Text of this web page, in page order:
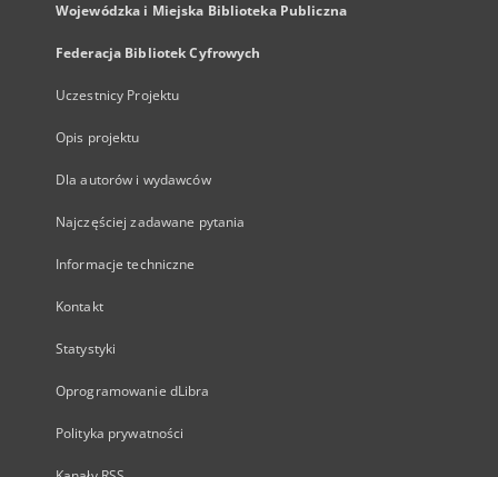
Wojewódzka i Miejska Biblioteka Publiczna
Federacja Bibliotek Cyfrowych
Uczestnicy Projektu
Opis projektu
Dla autorów i wydawców
Najczęściej zadawane pytania
Informacje techniczne
Kontakt
Statystyki
Oprogramowanie dLibra
Polityka prywatności